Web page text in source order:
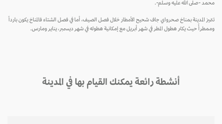
محمد -صلى الله عليه وسلم-.
تتميز المدينة بمناخ صحرواي جاف شحيح الأمطار خلال فصل الصيف، أما في فصل الشتاء فالمناخ يكون بارداً
وممطرأً حيث يكثر هطول المطر في شهر أبريل مع إمكانية هطوله في شهر ديسمبر، يناير ومارس.
أنشطة رائعة يمكنك القيام بها في المدينة